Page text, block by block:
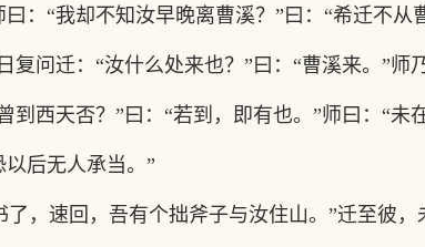
：“我却不知汝早晚离曹溪？”曰：“希迁不从
复问迁：“汝什么处来也？”曰：“曹溪来。”师
到西天否？”曰：“若到，即有也。”师曰：“未
后无人承当。”
了，速回，吾有个拙斧子与汝住山。”迁至彼